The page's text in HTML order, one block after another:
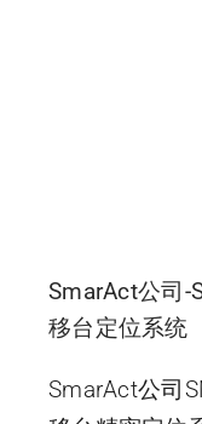
SmarAct公司-
移台定位系统
SmarAct公司